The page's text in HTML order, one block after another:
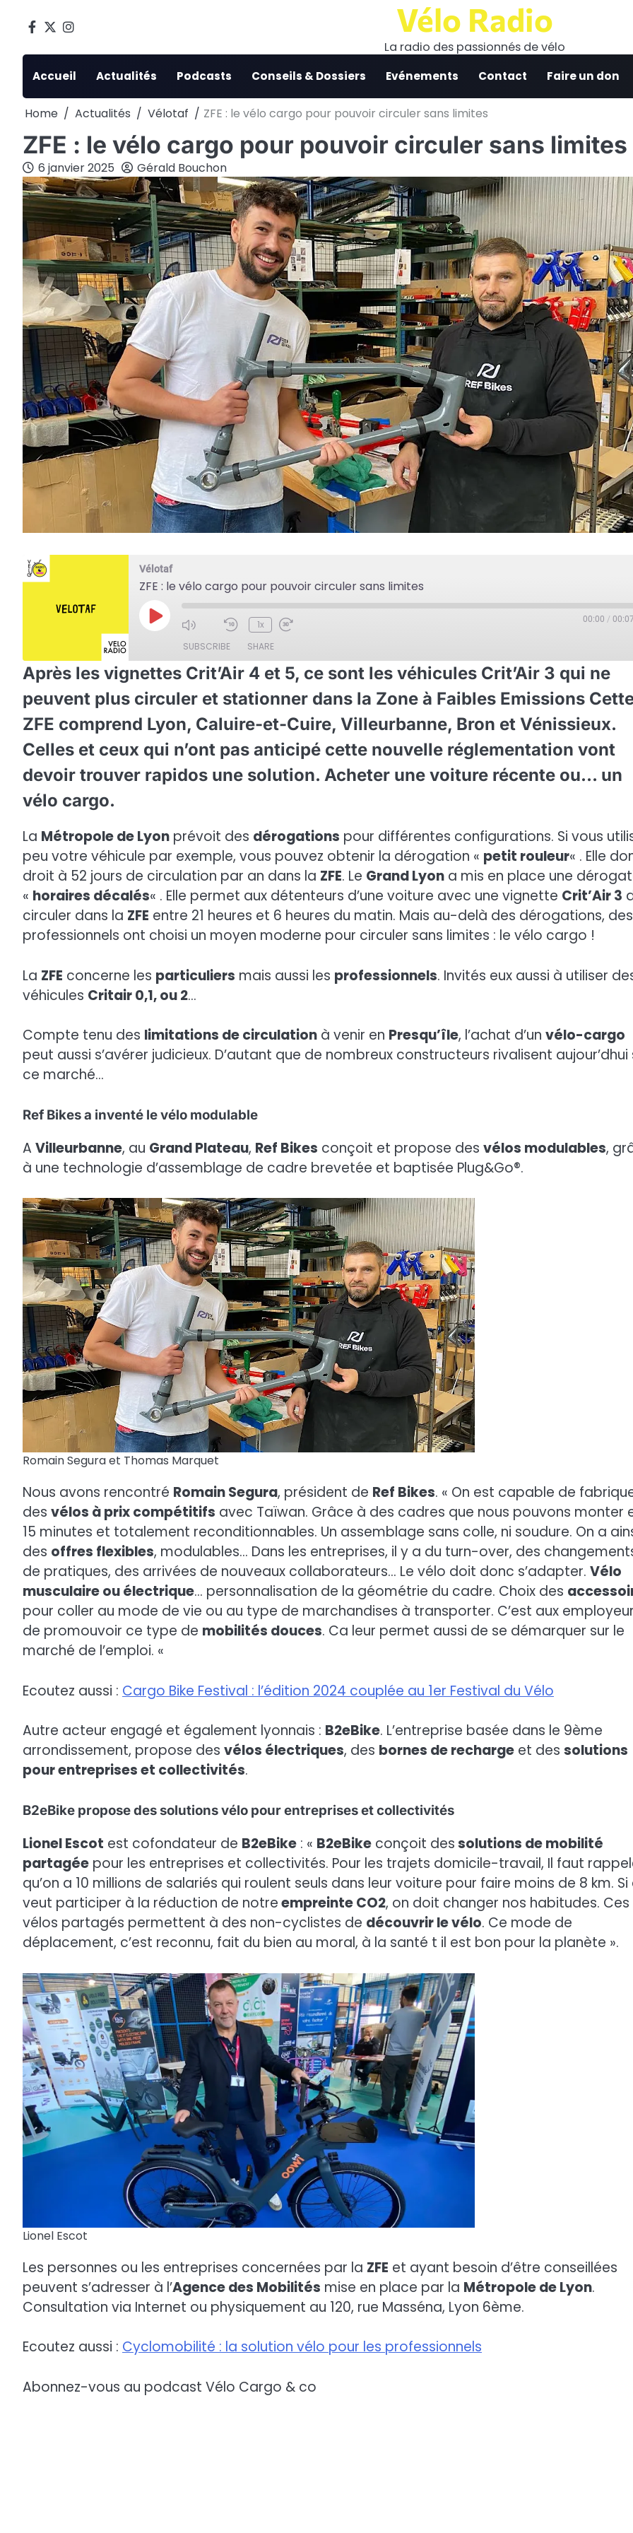
Facebook
TwitterInstagram Vélo Radio
La radio des passionnés de vélo
Accueil Actualités Podcasts Conseils & Dossiers Evénements Contact Faire un don
Home Actualités Vélotaf ZFE : le vélo cargo pour pouvoir circuler sans limites
ZFE : le vélo cargo pour pouvoir circuler sans limites
6 janvier 2025 Gérald Bouchon
Vélotaf
ZFE : le vélo cargo pour pouvoir circuler sans limites
Play
Episode
1x 00:00 /
SUBSCRIBE SHARE
RSS FEED
LINK
EMBED
Après les vignettes Crit’Air 4 et 5, ce sont les véhicules Crit’Air 3 qui ne
peuvent plus circuler et stationner dans la Zone à Faibles Emissions
ZFE comprend Lyon, Caluire-et-Cuire, Villeurbanne, Bron et Vénissieux.
Celles et ceux qui n’ont pas anticipé cette nouvelle réglementation vont
devoir trouver rapidos une solution. Acheter une voiture récente ou… un
vélo cargo.
La Métropole de Lyon prévoit des dérogations pour différentes configurations. Si vous
peu votre véhicule par exemple, vous pouvez obtenir la dérogation « petit rouleur« . Elle
droit à 52 jours de circulation par an dans la ZFE. Le Grand Lyon a mis en place une
« horaires décalés« . Elle permet aux détenteurs d’une voiture avec une vignette Crit’Air 3
circuler dans la ZFE entre 21 heures et 6 heures du matin. Mais au-delà des dérogations, des
professionnels ont choisi un moyen moderne pour circuler sans limites : le vélo cargo !
La ZFE concerne les particuliers mais aussi les professionnels. Invités eux aussi à utiliser
véhicules Critair 0,1, ou 2…
Compte tenu des limitations de circulation à venir en Presqu’île, l’achat d’un vélo-cargo
peut aussi s’avérer judicieux. D’autant que de nombreux constructeurs rivalisent aujour’dhui
ce marché…
Ref Bikes a inventé le vélo modulable
A Villeurbanne, au Grand Plateau, Ref Bikes conçoit et propose des vélos modulables,
à une technologie d’assemblage de cadre brevetée et baptisée Plug&Go®.
Romain Segura et Thomas Marquet
Nous avons rencontré Romain Segura, président de Ref Bikes. « On est capable de
des vélos à prix compétitifs avec Taïwan. Grâce à des cadres que nous pouvons monter
15 minutes et totalement reconditionnables. Un assemblage sans colle, ni soudure. On a
des offres flexibles, modulables… Dans les entreprises, il y a du turn-over, des
de pratiques, des arrivées de nouveaux collaborateurs… Le vélo doit donc s’adapter. Vélo
musculaire ou électrique… personnalisation de la géométrie du cadre. Choix des
pour coller au mode de vie ou au type de marchandises à transporter. C’est aux
de promouvoir ce type de mobilités douces. Ca leur permet aussi de se démarquer sur le
marché de l’emploi. «
Ecoutez aussi : Cargo Bike Festival : l’édition 2024 couplée au 1er Festival du Vélo
Autre acteur engagé et également lyonnais : B2eBike. L’entreprise basée dans le 9ème
arrondissement, propose des vélos électriques, des bornes de recharge et des solutions
pour entreprises et collectivités.
B2eBike propose des solutions vélo pour entreprises et collectivités
Lionel Escot est cofondateur de B2eBike : « B2eBike conçoit dessolutions de mobilité
partagée pour les entreprises et collectivités. Pour les trajets domicile-travail, Il faut
qu’on a 10 millions de salariés qui roulent seuls dans leur voiture pour faire moins de 8 km. Si
veut participer à la réduction de notreempreinte CO2, on doit changer nos habitudes. Ces
vélos partagés permettent à des non-cyclistes de découvrir le vélo. Ce mode de
déplacement, c’est reconnu, fait du bien au moral, à la santé t il est bon pour la planète ».
Lionel Escot
Les personnes ou les entreprises concernées par la ZFE et ayant besoin d’être conseillées
peuvent s’adresser à l’Agence des Mobilités mise en place par la Métropole de Lyon.
Consultation via Internet ou physiquement au 120, rue Masséna, Lyon 6ème.
Ecoutez aussi : Cyclomobilité : la solution vélo pour les professionnels
Abonnez-vous au podcast Vélo Cargo & co